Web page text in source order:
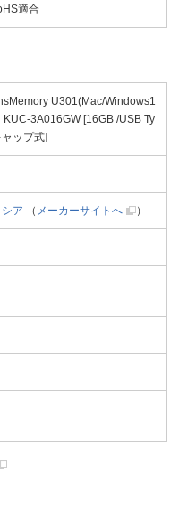
適合
U301(Mac/Windows1
KUC-3A016GW [16GB /USB Ty
ップ式]
ア （ メーカーサイトへ ）